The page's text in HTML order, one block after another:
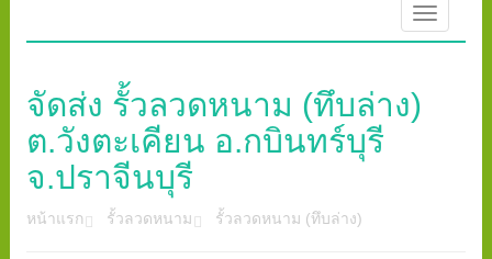
Toggle
จัดส่ง รั้วลวดหนาม (ทึบล่าง)
ต.วังตะเคียน อ.กบินทร์บุรี
จ.ปราจีนบุรี
หน้าแรก รั้วลวดหนาม รั้วลวดหนาม (ทึบล่าง)